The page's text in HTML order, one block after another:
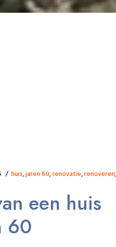
huis,jaren 60,renovatie,renoveren
een huis
60